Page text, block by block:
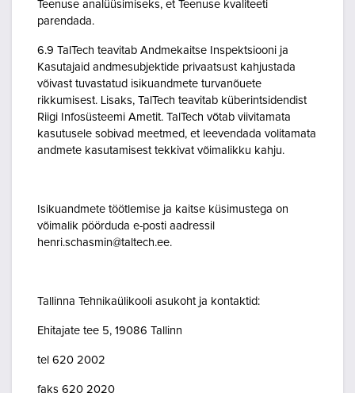
Teenuse analüüsimiseks, et Teenuse kvaliteeti
parendada.
6.9 TalTech teavitab Andmekaitse Inspektsiooni ja
Kasutajaid andmesubjektide privaatsust kahjustada
võivast tuvastatud isikuandmete turvanõuete
rikkumisest. Lisaks, TalTech teavitab küberintsidendist
Riigi Infosüsteemi Ametit. TalTech võtab viivitamata
kasutusele sobivad meetmed, et leevendada volitamata
andmete kasutamisest tekkivat võimalikku kahju.
Isikuandmete töötlemise ja kaitse küsimustega on
võimalik pöörduda e-posti aadressil
henri.schasmin@taltech.ee.
Tallinna Tehnikaülikooli asukoht ja kontaktid:
Ehitajate tee 5, 19086 Tallinn
tel 620 2002
faks 620 2020